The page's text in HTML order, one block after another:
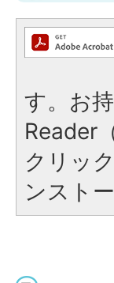
す。お
Reader
クリッ
ンスト